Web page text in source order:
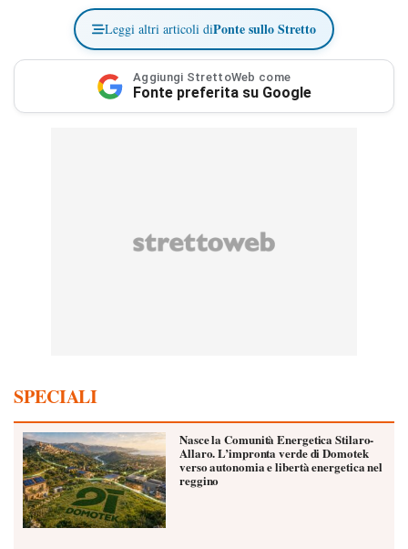
Leggi altri articoli diPonte sullo Stretto
Aggiungi StrettoWeb come
Fonte preferita su Google
SPECIALI
Nasce la Comunità Energetica Stilaro-
Allaro. L’impronta verde di Domotek
verso autonomia e libertà energetica nel
reggino